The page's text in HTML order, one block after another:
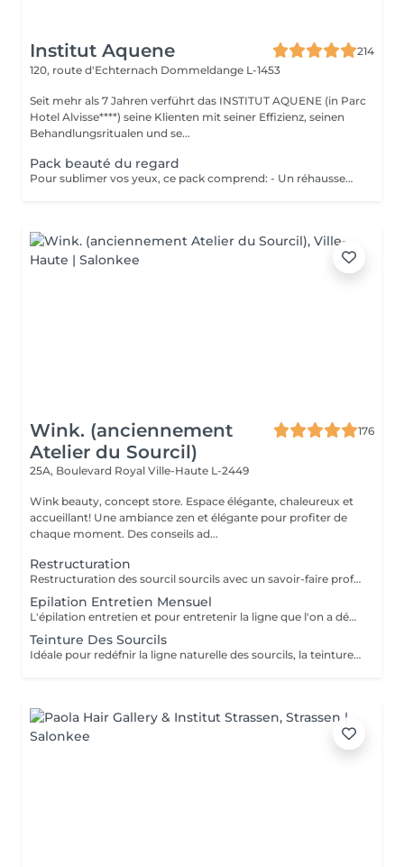
Institut Aquene
214
120, route d'Echternach Dommeldange L-1453
Seit mehr als 7 Jahren verführt das INSTITUT AQUENE (in Parc
Hotel Alvisse****) seine Klienten mit seiner Effizienz, seinen
Behandlungsritualen und se...
Pack beauté du regard
Pour sublimer vos yeux, ce pack comprend: - Un réhaussement de cils avec teinture - Un soin kératine pour renourrir les cils - épilation sourcils - Teinture sourcils au henné - Un masque de massage (Eye Bar) Prix 142€ au lieu de 172€
Wink. (anciennement
Atelier du Sourcil)
176
25A, Boulevard Royal Ville-Haute L-2449
Wink beauty, concept store. Espace élégante, chaleureux et
accueillant! Une ambiance zen et élégante pour profiter de
chaque moment. Des conseils ad...
Restructuration
Restructuration des sourcil sourcils avec un savoir-faire professionnel et une analyse de la morphologie pour une ligne parfaitement ajustée à votre visage.
Epilation Entretien Mensuel
L'épilation entretien et pour entretenir la ligne que l'on a définie lors de la restructuration dans nôtres shop Wink. Il est impératif de venir avant les 8 semaines; sans cela une restructuration sera nécessaire.
Teinture Des Sourcils
Idéale pour redéfnir la ligne naturelle des sourcils, la teinture permet d'intensifier et sublimer le regard. Parfois clairemés, en manque de densité ou simplement endommagés par de trop régulières épilations, les sourcils peuvent avoir d'être travaillés pour intensifier la teinte du poil ou masquer les sourcils blancsou grisonnants.